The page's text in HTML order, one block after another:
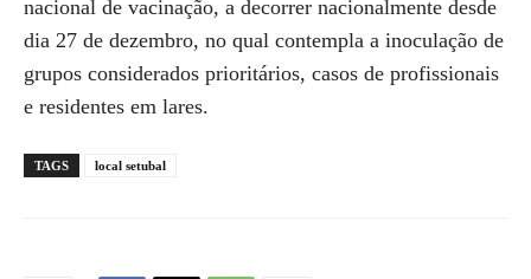
nacional de vacinação, a decorrer nacionalmente desde
dia 27 de dezembro, no qual contempla a inoculação de
grupos considerados prioritários, casos de profissionais
e residentes em lares.
TAGS local setubal